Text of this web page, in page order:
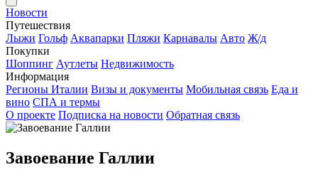
Новости
Путешествия
Лыжи Гольф Аквапарки Пляжи Карнавалы Авто Ж/д
Покупки
Шоппинг Аутлеты Недвижимость
Информация
Регионы Италии Визы и документы Мобильная связь Еда и
вино СПА и термы
О проекте Подписка на новости Обратная связь
Завоевание Галлии